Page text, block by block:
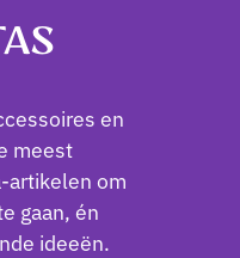
en
meest
artikelen om
gaan, én
ideeën.